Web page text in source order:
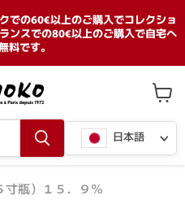
での60€以上のご購入でコレクショ
ンスでの80€以上のご購入で自宅へ
料です。
言
語
日本語
ー
ト
見
瓶）１５．９％